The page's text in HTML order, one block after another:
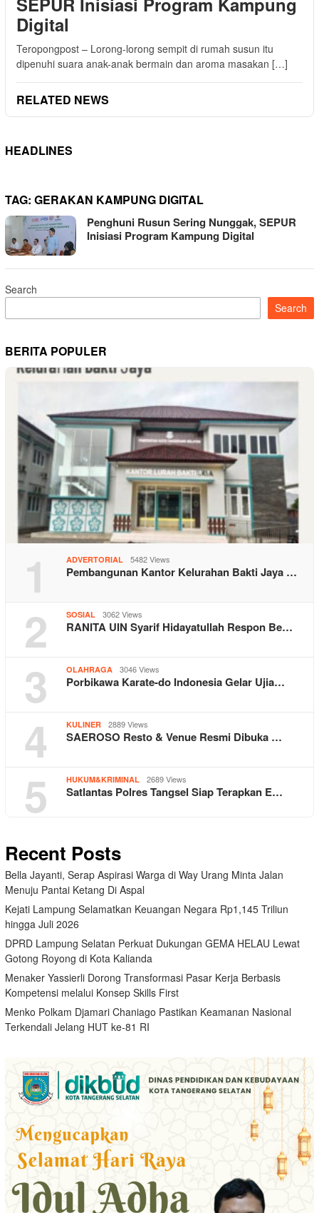
Digital
Teropongpost – Lorong-lorong sempit di rumah susun itu
dipenuhi suara anak-anak bermain dan aroma masakan […]
RELATED NEWS
HEADLINES
TAG: GERAKAN KAMPUNG DIGITAL
Penghuni Rusun Sering Nunggak, SEPUR
Inisiasi Program Kampung Digital
Search
Search
BERITA POPULER
1 ADVERTORIAL 5482 Views
Pembangunan Kantor Kelurahan Bakti Jaya …
2 SOSIAL 3062 Views
RANITA UIN Syarif Hidayatullah Respon Be…
3 OLAHRAGA 3046 Views
Porbikawa Karate-do Indonesia Gelar Ujia…
4 KULINER 2889 Views
SAEROSO Resto & Venue Resmi Dibuka …
5 HUKUM&KRIMINAL 2689 Views
Satlantas Polres Tangsel Siap Terapkan E…
Recent Posts
Bella Jayanti, Serap Aspirasi Warga di Way Urang Minta Jalan
Menuju Pantai Ketang Di Aspal
Kejati Lampung Selamatkan Keuangan Negara Rp1,145 Triliun
hingga Juli 2026
DPRD Lampung Selatan Perkuat Dukungan GEMA HELAU Lewat
Gotong Royong di Kota Kalianda
Menaker Yassierli Dorong Transformasi Pasar Kerja Berbasis
Kompetensi melalui Konsep Skills First
Menko Polkam Djamari Chaniago Pastikan Keamanan Nasional
Terkendali Jelang HUT ke-81 RI